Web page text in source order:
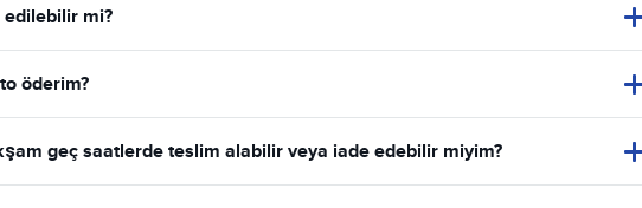
mi?
öderim?
geç saatlerde teslim alabilir veya iade edebilir miyim?